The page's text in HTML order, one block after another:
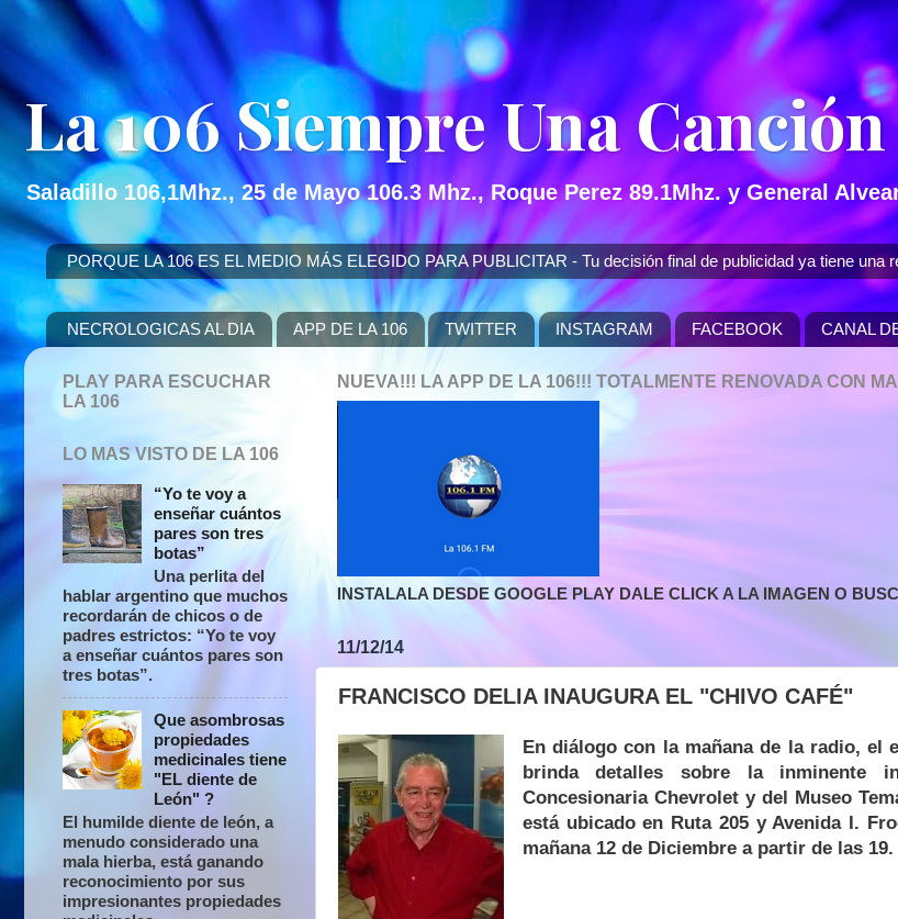
La 106 Siempre Una Canción
Saladillo 106,1Mhz., 25 de Mayo 106.3 Mhz., Roque Perez 89.1Mhz. y General
PORQUE LA 106 ES EL MEDIO MÁS ELEGIDO PARA PUBLICITAR - Tu decisión final de publicidad ya tiene una
NECROLOGICAS AL DIA APP DE LA 106 TWITTER INSTAGRAM FACEBOOK CANAL
NUEVA!!! LA APP DE LA 106!!! TOTALMENTE RENOVADA CON
INSTALALA DESDE GOOGLE PLAY DALE CLICK A LA IMAGEN O
11/12/14
FRANCISCO DELIA INAUGURA EL "CHIVO CAFÉ"
En diálogo con la mañana de la radio, el
brinda detalles sobre la inminente
Concesionaria Chevrolet y del Museo
está ubicado en Ruta 205 y Avenida I.
mañana 12 de Diciembre a partir de las 19.
PLAY PARA ESCUCHAR
LA 106
LO MAS VISTO DE LA 106
“Yo te voy a
enseñar cuántos
pares son tres
botas”
Una perlita del
hablar argentino que muchos
recordarán de chicos o de
padres estrictos: “Yo te voy
a enseñar cuántos pares son
tres botas”.
Que asombrosas
propiedades
medicinales tiene
"EL diente de
León" ?
El humilde diente de león, a
menudo considerado una
mala hierba, está ganando
reconocimiento por sus
impresionantes propiedades